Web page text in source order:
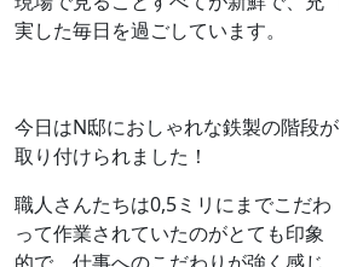
実した毎日を過ごしています。
今日はN邸におしゃれな鉄製の階段が
取り付けられました！
職人さんたちは0,5ミリにまでこだわ
って作業されていたのがとても印象